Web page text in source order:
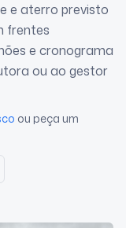
e aterro previsto
frentes
e cronograma
ou ao gestor
ou peça um